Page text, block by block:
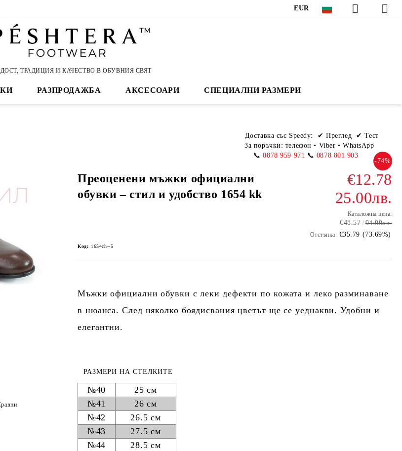
EUR
ТРАДИЦИЯ И КАЧЕСТВО В ОБУВНИЯ СВЯТ
РАЗПРОДАЖБА АКСЕСОАРИ СПЕЦИАЛНИ РАЗМЕРИ
Доставка със Speedy:
✔ Преглед ✔ Тест
За поръчки: телефон• Viber • WhatsApp
📞 0878 959 971 📞 0878 801 903
Преоценени мъжки официални
обувки – стил и удобство 1654 kk
-74%
€12.78
25.00лв.
Каталожна цена:
€48.57 94.99лв.
Отстъпка: €35.79 (73.69%)
Код: 1654ch--5
Мъжки официални обувки с леки дефекти по кожата и леко разминаване
в нюанса. След няколко боядисвания цветът ще се уеднакви. Удобни и
елегантни.
РАЗМЕРИ НА СТЕЛКИТЕ
№40
25 см
№41
26 см
№42
26.5 см
№43
27.5 см
№44
28.5 см